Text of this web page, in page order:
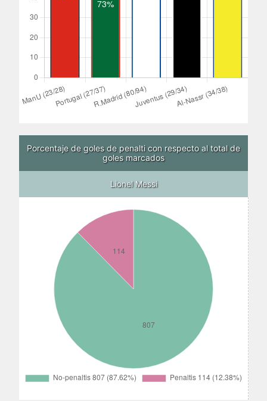
Porcentaje de goles de penalti con respecto al total de
goles marcados
Lionel Messi